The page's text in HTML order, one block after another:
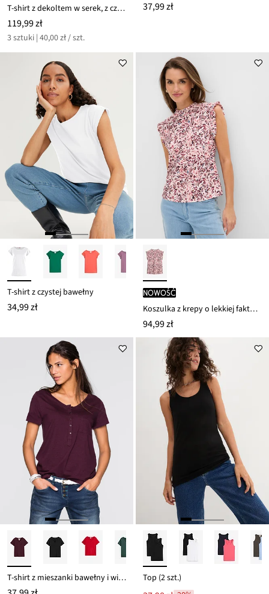
T-shirt z dekoltem w serek, z czystej bawełny organicznej, 3 szt.
119,99 zł
3 sztuki | 40,00 zł / szt.
37,99 zł
T-shirt z czystej bawełny
34,99 zł
nowość
Koszulka z krepy o lekkiej fakturze
94,99 zł
T-shirt z mieszanki bawełny i wiskozy Top (2 szt.)